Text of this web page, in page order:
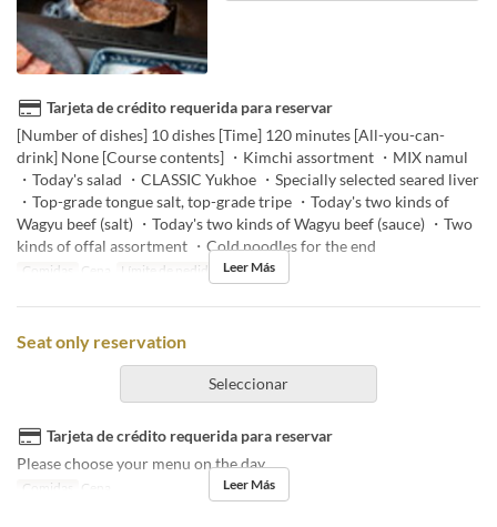
Tarjeta de crédito requerida para reservar
[Number of dishes] 10 dishes [Time] 120 minutes [All-you-can-
drink] None [Course contents] ・Kimchi assortment ・MIX namul
・Today's salad ・CLASSIC Yukhoe ・Specially selected seared liver
・Top-grade tongue salt, top-grade tripe ・Today's two kinds of
Wagyu beef (salt) ・Today's two kinds of Wagyu beef (sauce) ・Two
kinds of offal assortment ・Cold noodles for the end
Comidas Cena Límite de pedido 2 ~
Leer Más
Seat only reservation
Seleccionar
Tarjeta de crédito requerida para reservar
Please choose your menu on the day.
Comidas Cena Leer Más